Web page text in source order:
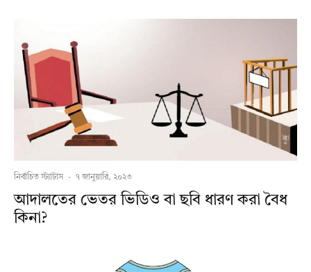
নির্বাচিত স্ট্যাটাস · ৭ জানুয়ারি, ২০২৩
আদালতের ভেতর ভিডিও বা ছবি ধারণ করা বৈধ
কিনা?